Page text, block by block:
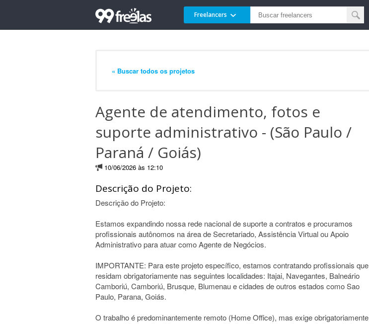
Freelancers
« Buscar todos os projetos
Agente de atendimento, fotos e
suporte administrativo - (São Paulo /
Paraná / Goiás)
10/06/2026 às 12:10
Descrição do Projeto:
Descrição do Projeto:
Estamos expandindo nossa rede nacional de suporte a contratos e procuramos
profissionais autônomos na área de Secretariado, Assistência Virtual ou Apoio
Administrativo para atuar como Agente de Negócios.
IMPORTANTE: Para este projeto específico, estamos contratando profissionais que
residam obrigatoriamente nas seguintes localidades: Itajai, Navegantes, Balneário
Camboriú, Camboriú, Brusque, Blumenau e cidades de outros estados como Sao
Paulo, Parana, Goiás.
O trabalho é predominantemente remoto (Home Office), mas exige obrigatoriamente